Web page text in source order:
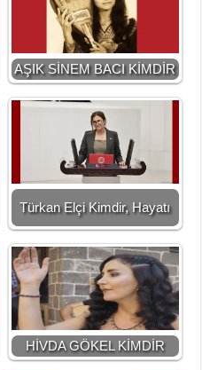
AŞIK SİNEM BACI KİMDİR
Türkan Elçi Kimdir, Hayatı
HİVDA GÖKEL KİMDİR